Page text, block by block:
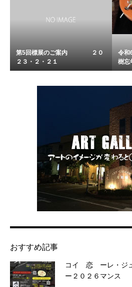
第5回標展のご案内 ２０
２３・２・２１
令和
樹忘
おすすめ記事
コイ 恋 ーレ・ジ
ー２０２６マンス